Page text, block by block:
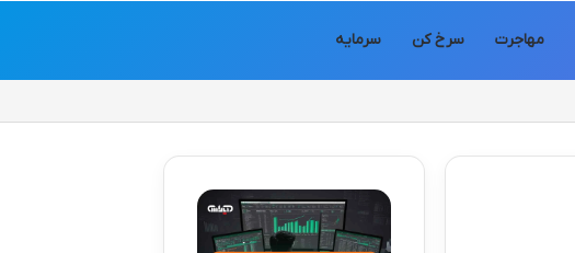
مهاجرت سرخ کن سرمایه